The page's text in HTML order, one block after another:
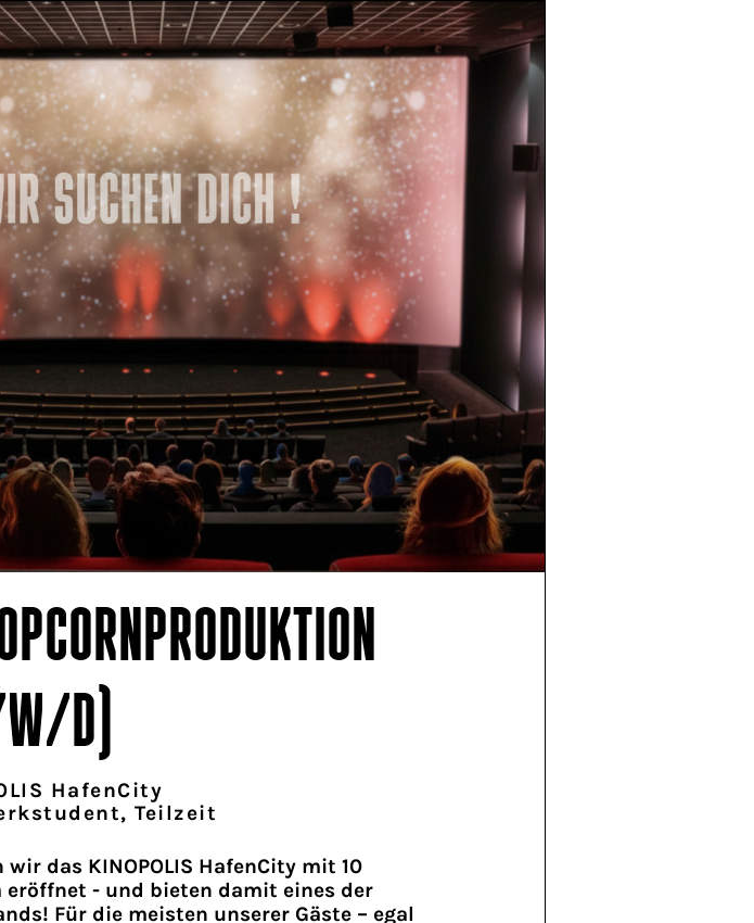
D)
HafenCity
Teilzeit
das KINOPOLIS HafenCity mit 10
- und bieten damit eines der
Für die meisten unserer Gäste – egal